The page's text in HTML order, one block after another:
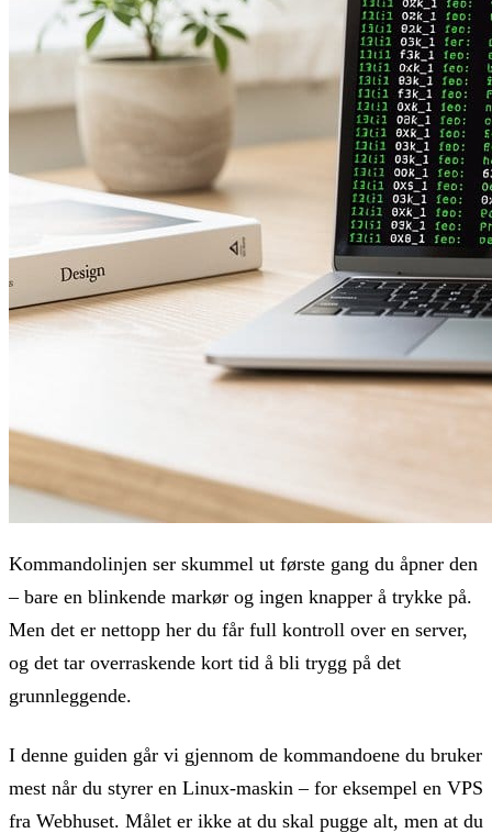
Kommandolinjen ser skummel ut første gang du åpner den
– bare en blinkende markør og ingen knapper å trykke på.
Men det er nettopp her du får full kontroll over en server,
og det tar overraskende kort tid å bli trygg på det
grunnleggende.
I denne guiden går vi gjennom de kommandoene du bruker
mest når du styrer en Linux-maskin – for eksempel en VPS
fra Webhuset. Målet er ikke at du skal pugge alt, men at du